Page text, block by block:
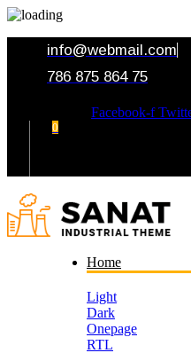
info@webmail.com
786 875 864 75
Facebook-f
0
Home
Light
Dark
Onepage
RTL